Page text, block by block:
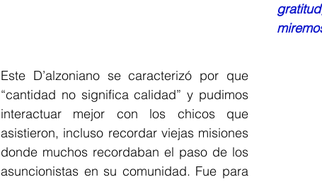
Este D’alzoniano se caracterizó por que
“cantidad no significa calidad” y pudimos
interactuar mejor con los chicos que
asistieron, incluso recordar viejas misiones
donde muchos recordaban el paso de los
asuncionistas en su comunidad. Fue para